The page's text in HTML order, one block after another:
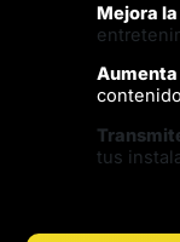
Mejora
tus